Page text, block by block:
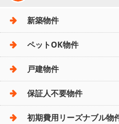
新築物件
ペットOK物件
戸建物件
保証人不要物件
初期費用リーズナブル物